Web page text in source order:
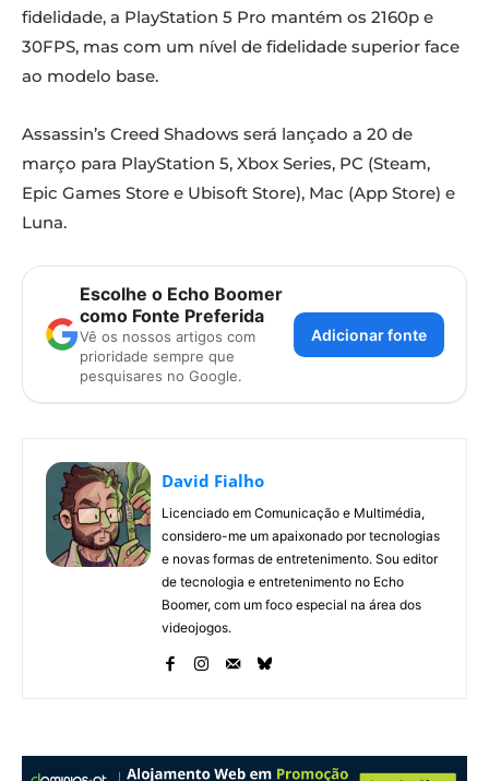
fidelidade, a PlayStation 5 Pro mantém os 2160p e
30FPS, mas com um nível de fidelidade superior face
ao modelo base.
Assassin’s Creed Shadows será lançado a 20 de
março para PlayStation 5, Xbox Series, PC (Steam,
Epic Games Store e Ubisoft Store), Mac (App Store) e
Luna.
Escolhe o Echo Boomer
como Fonte Preferida
Vê os nossos artigos com
prioridade sempre que
pesquisares no Google.
Adicionar fonte
David Fialho
Licenciado em Comunicação e Multimédia,
considero-me um apaixonado por tecnologias
e novas formas de entretenimento. Sou editor
de tecnologia e entretenimento no Echo
Boomer, com um foco especial na área dos
videojogos.